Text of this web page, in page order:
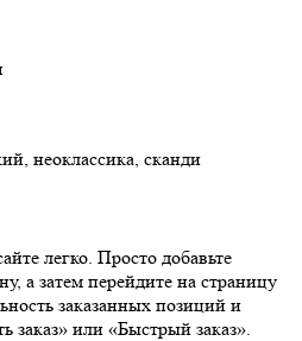
неоклассика, сканди
легко. Просто добавьте
а затем перейдите на страницу
заказанных позиций и
или «Быстрый заказ».